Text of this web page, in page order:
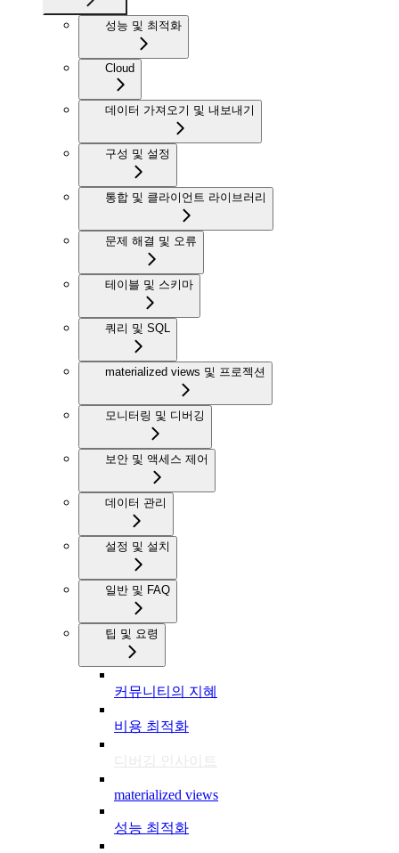
성능 및 최적화
Cloud
데이터 가져오기 및 내보내기
구성 및 설정
통합 및 클라이언트 라이브러리
문제 해결 및 오류
테이블 및 스키마
쿼리 및 SQL
materialized views 및 프로젝션
모니터링 및 디버깅
보안 및 액세스 제어
데이터 관리
설정 및 설치
일반 및 FAQ
팁 및 요령
커뮤니티의 지혜
비용 최적화
디버깅 인사이트
materialized views
성능 최적화